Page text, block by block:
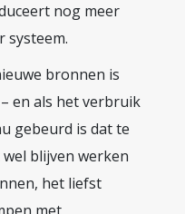
nog meer
systeem.
bronnen is
en als het verbruik
gebeurd is dat te
blijven werken
het liefst